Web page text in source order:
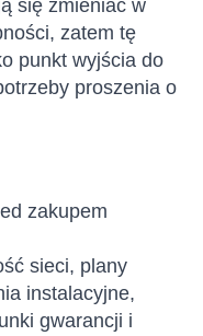
się zmieniać w
zatem tę
punkt wyjścia do
proszenia o
zakupem
sieci, plany
instalacyjne,
gwarancji i